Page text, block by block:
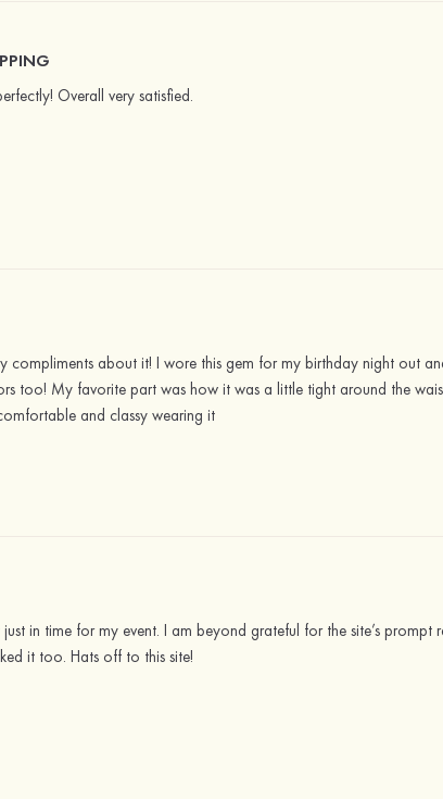
Overall very satisfied.
compliments about it! I wore this gem for my birthday night out
too! My favorite part was how it was a little tight around the
and classy wearing it
in time for my event. I am beyond grateful for the site’s
it too. Hats off to this site!